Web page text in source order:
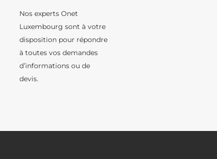
Nos experts Onet
Luxembourg sont à votre
disposition pour répondre
à toutes vos demandes
d’informations ou de
devis.